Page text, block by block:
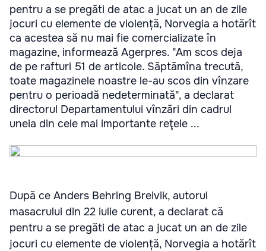
pentru a se pregăti de atac a jucat un an de zile
jocuri cu elemente de violență, Norvegia a hotărît
ca acestea să nu mai fie comercializate în
magazine, informează Agerpres. "Am scos deja
de pe rafturi 51 de articole. Săptămîna trecută,
toate magazinele noastre le-au scos din vînzare
pentru o perioadă nedeterminată", a declarat
directorul Departamentului vînzări din cadrul
uneia din cele mai importante reţele ...
După ce Anders Behring Breivik, autorul
masacrului din 22 iulie curent, a declarat că
pentru a se pregăti de atac a jucat un an de zile
jocuri cu elemente de violență, Norvegia a hotărît